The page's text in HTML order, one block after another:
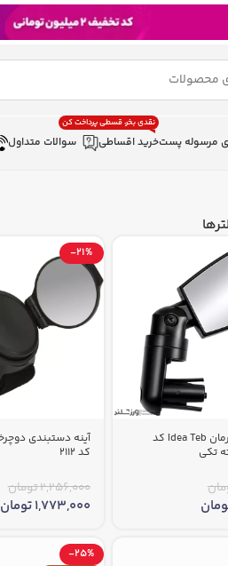
مرسوله پستخرید اقساطی
نقدی بخر، قسطی پرداخت کن
سوالات متداول
آینه داخل فرمان Idea Teb کد
-21%
کد 2112
2,256,000تومان
1,773,000تومان
-25%